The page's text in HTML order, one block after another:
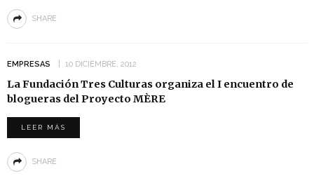
SHARE
EMPRESAS 10 DICIEMBRE, 2012
La Fundación Tres Culturas organiza el I encuentro de
blogueras del Proyecto MÈRE
LEER MÁS
SHARE